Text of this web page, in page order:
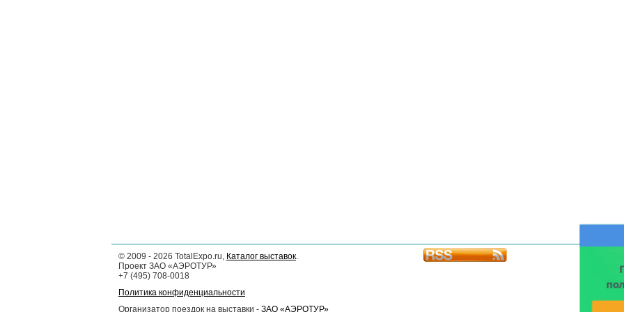
© 2009 - 2026 TotalExpo.ru, Каталог выставок.
Проект ЗАО «АЭРОТУР»
+7 (495) 708-0018
Политика конфиденциальности
Организатор поездок на выставки - ЗАО «АЭРОТУР»